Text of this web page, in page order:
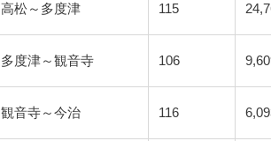
高松～多度津 115
多度津～観音寺 106
観音寺～今治 116